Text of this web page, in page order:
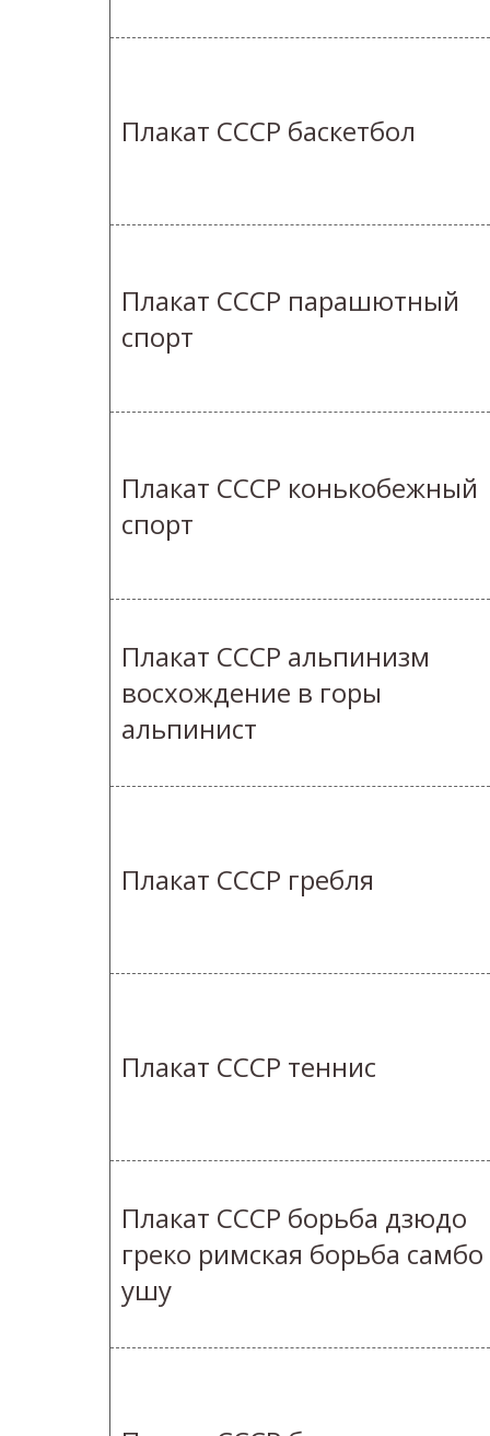
Плакат СССР баскетбол
Плакат СССР парашютный
спорт
Плакат СССР конькобежный
спорт
Плакат СССР альпинизм
восхождение в горы
альпинист
Плакат СССР гребля
Плакат СССР теннис
Плакат СССР борьба дзюдо
греко римская борьба самбо
ушу